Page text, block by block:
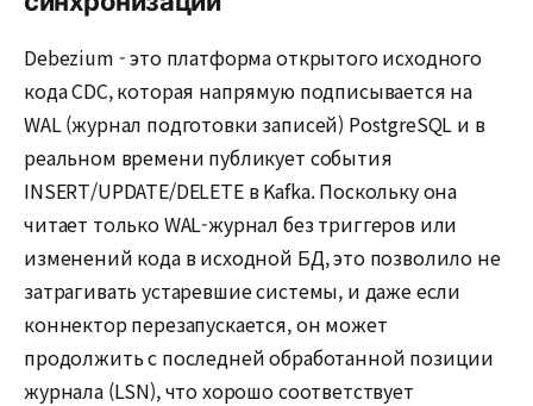
Debezium - это платформа открытого исходного
кода CDC, которая напрямую подписывается на
WAL (журнал подготовки записей) PostgreSQL и в
реальном времени публикует события
INSERT/UPDATE/DELETE в Kafka. Поскольку она
читает только WAL-журнал без триггеров или
изменений кода в исходной БД, это позволило не
затрагивать устаревшие системы, и даже если
коннектор перезапускается, он может
продолжить с последней обработанной позиции
журнала (LSN), что хорошо соответствует